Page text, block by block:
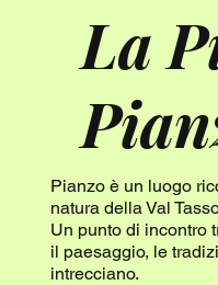
La
Pianzo è un luogo
natura della Val
Un punto di incontro
il paesaggio, le
intrecciano.